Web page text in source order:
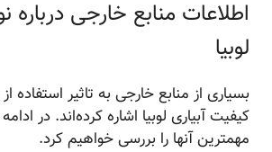
اطلاعات منابع خارجی درباره
لوبیا
بسیاری از منابع خارجی به تاثیر استفاده
مهمترین آنها را بررسی خواهیم کرد.